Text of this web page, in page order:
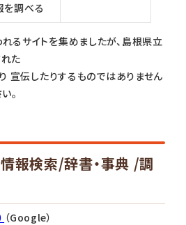
を調べる
るサイトを集めましたが、島根県立
た
宣伝したりするものではありません
。
情報検索/辞書・事典 /調
（Google）